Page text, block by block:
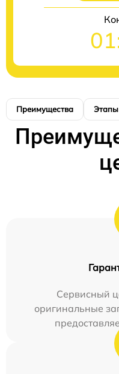
Преимущества
Сервисный
оригинальные